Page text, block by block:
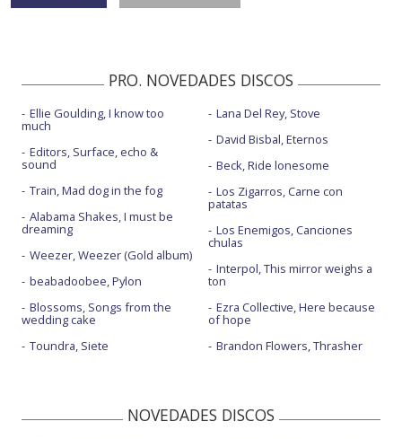
PRO. NOVEDADES DISCOS
Ellie Goulding, I know too
much
Editors, Surface, echo &
sound
Train, Mad dog in the fog
Alabama Shakes, I must be
dreaming
Weezer, Weezer (Gold album)
beabadoobee, Pylon
Blossoms, Songs from the
wedding cake
Toundra, Siete
Lana Del Rey, Stove
David Bisbal, Eternos
Beck, Ride lonesome
Los Zigarros, Carne con
patatas
Los Enemigos, Canciones
chulas
Interpol, This mirror weighs a
ton
Ezra Collective, Here because
of hope
Brandon Flowers, Thrasher
NOVEDADES DISCOS